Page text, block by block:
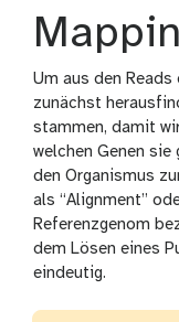
Um aus den Reads
zunächst
stammen, damit
welchen Genen sie
den Organismus
als “Alignment”
Referenzgenom
dem Lösen eines
eindeutig.